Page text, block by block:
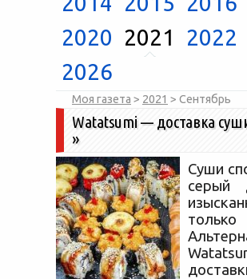
2020 2021 2022
2026
Моя газета > 2021 > Сентябрь
Watatsumi — доставка
»
Суши
серый